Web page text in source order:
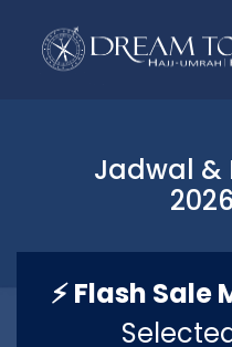
Jadwal &
⚡ Flash Sale